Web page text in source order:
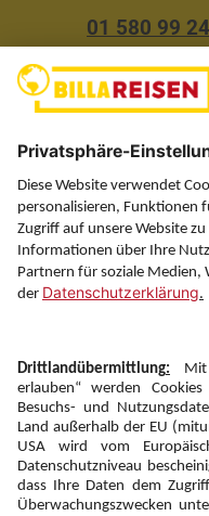
01 580 99
Über uns
Service
Folgen Sie
Newsletter: